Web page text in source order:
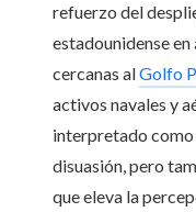
refuerzo del
estadounidense
cercanas alGolfo
activos navales y
interpretado como
disuasión, pero
que eleva la